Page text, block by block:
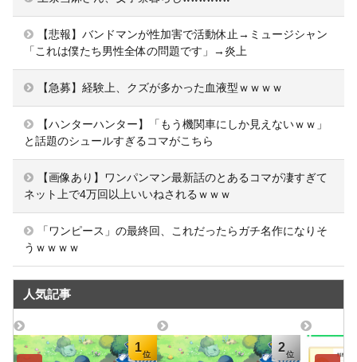
【悲報】バンドマンが性加害で活動休止→ミュージシャン
「これは僕たち男性全体の問題です」→炎上
【急募】経験上、クズが多かった血液型ｗｗｗｗ
【ハンターハンター】「もう機関車にしか見えないｗｗ」
と話題のシュールすぎるコマがこちら
【画像あり】ワンパンマン最新話のとあるコマが凄すぎて
ネット上で4万回以上いいねされるｗｗｗ
「ワンピース」の最終回、これだったらガチ名作になりそ
うｗｗｗｗ
人気記事
1 2